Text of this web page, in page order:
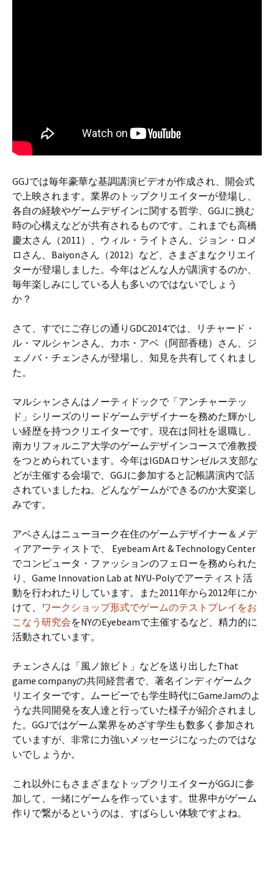
GGJでは毎年豪華な基調講演ビデオが作成され、開会式
で上映されます。業界のトップクリエイターが登場し、
各自の経験やゲームデザインに関する哲学、GGJに挑む
時の心構えなどが共有されるものです。これまでも高橋
慶太さん（2011）、ウィル・ライトさん、ジョン・ロメ
ロさん、Baiyonさん（2012）など、さまざまなクリエイ
ターが登場しました。今年はどんな人が講演するのか、
毎年楽しみにしている人も多いのではないでしょう
か？
さて、すでにご存じの通りGDC2014では、リチャード・
ル・マルシャンさん、カホ・アベ（阿部香穂）さん、ジ
ェノバ・チェンさんが登場し、知見を共有してくれまし
た。
マルシャンさんはノーティドックで「アンチャーテッ
ド」シリーズのリードゲームデザイナーを務めた輝かし
い経歴を持つクリエイターです。現在は同社を退職し、
南カリフォルニア大学のゲームデザインコースで准教授
をつとめられています。今年はIGDAロサンゼルス支部な
どが主催する会場で、GGJに参加すると記帳講演内で話
されていましたね。どんなゲームができるのか大変楽し
みです。
アベさんはニューヨーク在住のゲームデザイナー＆メデ
ィアアーティストで、 Eyebeam Art & Technology Center
でコンピュータ・ファッションのフェローを務められた
り、Game Innovation Lab at NYU-Polyでアーティスト活
動を行われたりしています。また2011年から2012年にか
けて、 ワークショップ形式でゲームのテストプレイをお
こなう研究会をNYのEyebeamで主催するなど、精力的に
活動されています。
チェンさんは「風ノ旅ビト」などを送り出したThat
game companyの共同経営者で、著名インディゲームク
リエイターです。ムービーでも学生時代にGameJamのよ
うな共同開発を友人達と行っていた様子が紹介されまし
た。GGJではゲーム業界をめざす学生も数多く参加され
ていますが、非常に力強いメッセージになったのではな
いでしょうか。
これ以外にもさまざまなトップクリエイターがGGJに参
加して、一緒にゲームを作っています。世界中がゲーム
作りで繋がるというのは、すばらしい体験ですよね。